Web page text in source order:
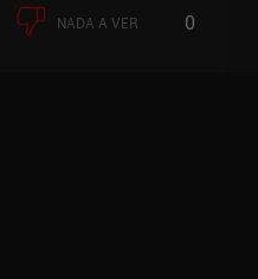
NADA A VER 0